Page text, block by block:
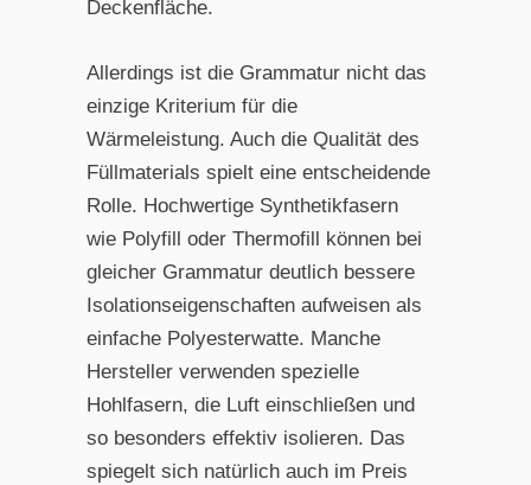
Deckenfläche.
Allerdings ist die Grammatur nicht das
einzige Kriterium für die
Wärmeleistung. Auch die Qualität des
Füllmaterials spielt eine entscheidende
Rolle. Hochwertige Synthetikfasern
wie Polyfill oder Thermofill können bei
gleicher Grammatur deutlich bessere
Isolationseigenschaften aufweisen als
einfache Polyesterwatte. Manche
Hersteller verwenden spezielle
Hohlfasern, die Luft einschließen und
so besonders effektiv isolieren. Das
spiegelt sich natürlich auch im Preis